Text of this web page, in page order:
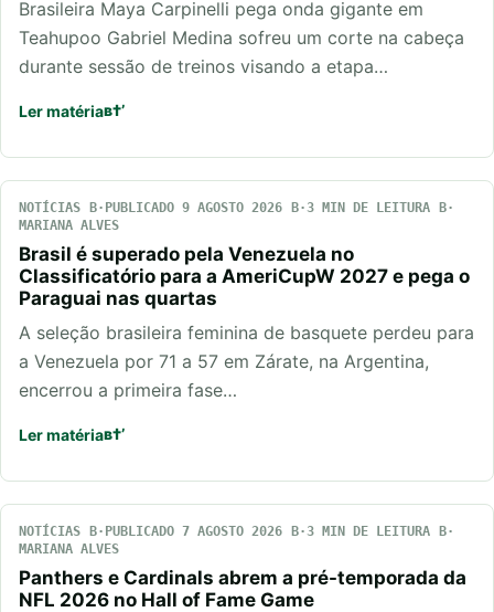
Brasileira Maya Carpinelli pega onda gigante em
Teahupoo Gabriel Medina sofreu um corte na cabeça
durante sessão de treinos visando a etapa…
Ler matéria
NOTÍCIAS PUBLICADO 9 AGOSTO 2026
3 MIN DE LEITURA
MARIANA ALVES
Brasil é superado pela Venezuela no
Classificatório para a AmeriCupW 2027 e pega o
Paraguai nas quartas
A seleção brasileira feminina de basquete perdeu para
a Venezuela por 71 a 57 em Zárate, na Argentina,
encerrou a primeira fase…
Ler matéria
NOTÍCIAS PUBLICADO 7 AGOSTO 2026
3 MIN DE LEITURA
MARIANA ALVES
Panthers e Cardinals abrem a pré-temporada da
NFL 2026 no Hall of Fame Game